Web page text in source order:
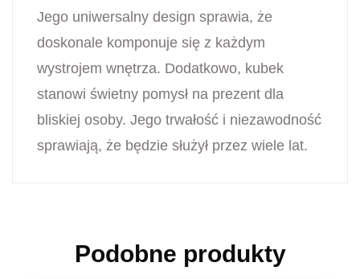
Jego uniwersalny design sprawia, że
doskonale komponuje się z każdym
wystrojem wnętrza. Dodatkowo, kubek
stanowi świetny pomysł na prezent dla
bliskiej osoby. Jego trwałość i niezawodność
sprawiają, że będzie służył przez wiele lat.
Podobne produkty